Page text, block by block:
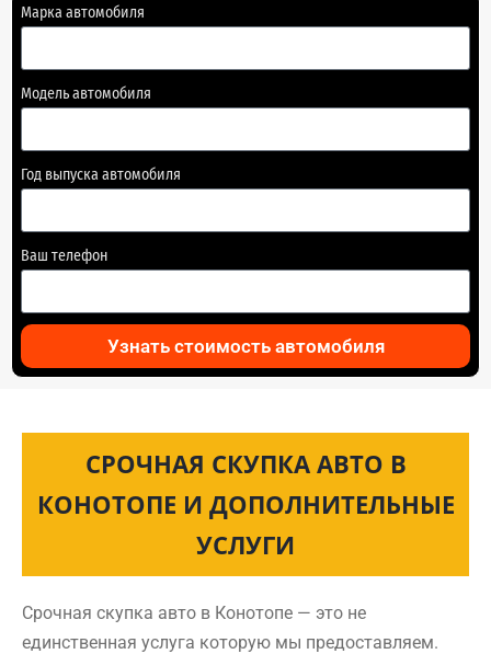
Марка автомобиля
Модель автомобиля
Год выпуска автомобиля
Ваш телефон
Узнать стоимость автомобиля
СРОЧНАЯ СКУПКА АВТО В
КОНОТОПЕ И ДОПОЛНИТЕЛЬНЫЕ
УСЛУГИ
Срочная скупка авто в Конотопе — это не
единственная услуга которую мы предоставляем.